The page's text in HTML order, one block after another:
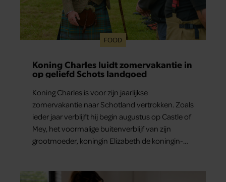
FOOD
Koning Charles luidt zomervakantie in
op geliefd Schots landgoed
Koning Charles is voor zijn jaarlijkse
zomervakantie naar Schotland vertrokken. Zoals
ieder jaar verblijft hij begin augustus op Castle of
Mey, het voormalige buitenverblijf van zijn
grootmoeder, koningin Elizabeth de koningin-